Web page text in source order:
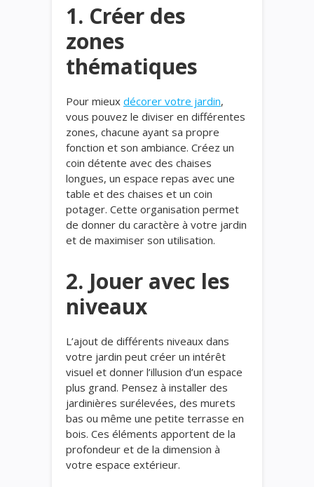
1. Créer des
zones
thématiques
Pour mieux décorer votre jardin,
vous pouvez le diviser en différentes
zones, chacune ayant sa propre
fonction et son ambiance. Créez un
coin détente avec des chaises
longues, un espace repas avec une
table et des chaises et un coin
potager. Cette organisation permet
de donner du caractère à votre jardin
et de maximiser son utilisation.
2. Jouer avec les
niveaux
L’ajout de différents niveaux dans
votre jardin peut créer un intérêt
visuel et donner l’illusion d’un espace
plus grand. Pensez à installer des
jardinières surélevées, des murets
bas ou même une petite terrasse en
bois. Ces éléments apportent de la
profondeur et de la dimension à
votre espace extérieur.